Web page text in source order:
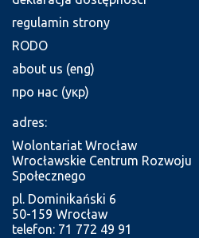
regulamin strony
RODO
about us (eng)
про нас (укр)
adres:
Wolontariat Wrocław
Wrocławskie Centrum Rozwoju
Społecznego
pl. Dominikański 6
50-159 Wrocław
telefon: 71 772 49 91